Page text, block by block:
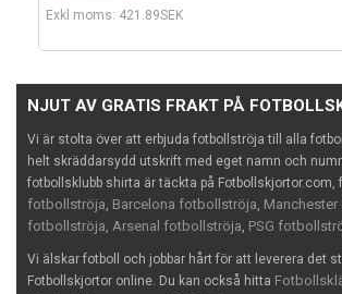
Exkl moms: 421.89SEK
NJUT AV GRATIS FRAKT PÅ
Vi är stolta över att erbjuda fotbollströja till alla
helt skräddarsydd utskrift med eget namn och
fotbollsklubb shirta är täckta på Fotbollskjortor.com,
fotbollströja, Barcelona fotbollströja, Manchester
fotbollströja, Arsenal fotbollströja, PSG
Vi älskar fotboll och jobbar hårt för att leverera det
Fotbollskjortor online. Du kan också hitta